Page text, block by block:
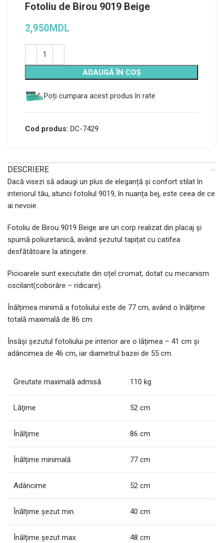
Fotoliu de Birou 9019 Beige
2,950MDL
ADAUGĂ ÎN COȘ
Alternative:
Poți cumpara acest produs în rate
Cod produs: DC-7429
DESCRIERE
Dacă visezi să adaugi un plus de eleganță și confort stilat în
interiorul tău, atunci fotoliul 9019, în nuanța bej, este ceea de ce
ai nevoie.
Fotoliu de Birou 9019 Beige are un corp realizat din placaj și
spumă poliuretanică, având șezutul tapițat cu catifea
desfătătoare la atingere.
Picioarele sunt executate din oțel cromat, dotat cu mecanism
oscilant(coborâre – ridicare).
Înălțimea minimă a fotoliului este de 77 cm, având o înălțime
totală maximală de 86 cm.
Însăși șezutul fotoliului pe interior are o lățimea – 41 cm și
adâncimea de 46 cm, iar diametrul bazei de 55 cm.
Greutate maximală admisă 110 kg
Lăţime 52 cm
Înălţime 86 cm
Înălțime minimală 77 cm
Adâncime 52 cm
Înălțime șezut min. 40 cm
Înălțime șezut max. 48 cm